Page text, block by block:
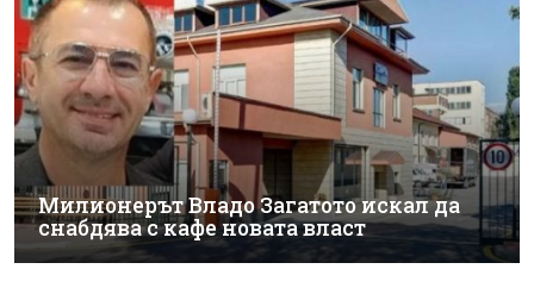
Милионерът Владо Загатото искал да
снабдява с кафе новата власт